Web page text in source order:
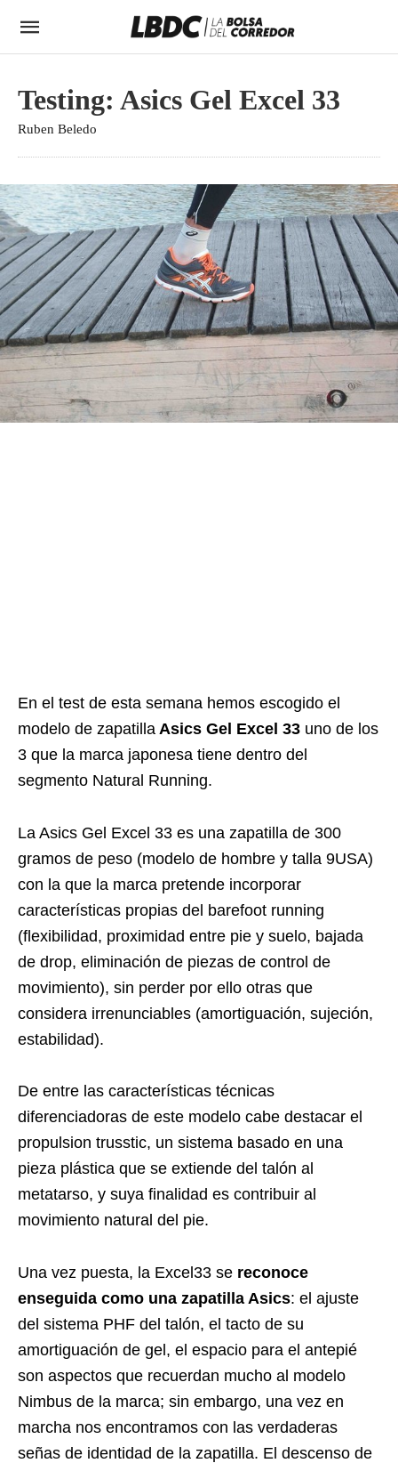
Testing: Asics Gel Excel 33
Ruben Beledo
En el test de esta semana hemos escogido el
modelo de zapatilla Asics Gel Excel 33 uno de los
3 que la marca japonesa tiene dentro del
segmento Natural Running.
La Asics Gel Excel 33 es una zapatilla de 300
gramos de peso (modelo de hombre y talla 9USA)
con la que la marca pretende incorporar
características propias del barefoot running
(flexibilidad, proximidad entre pie y suelo, bajada
de drop, eliminación de piezas de control de
movimiento), sin perder por ello otras que
considera irrenunciables (amortiguación, sujeción,
estabilidad).
De entre las características técnicas
diferenciadoras de este modelo cabe destacar el
propulsion trusstic, un sistema basado en una
pieza plástica que se extiende del talón al
metatarso, y suya finalidad es contribuir al
movimiento natural del pie.
Una vez puesta, la Excel33 se reconoce
enseguida como una zapatilla Asics: el ajuste
del sistema PHF del talón, el tacto de su
amortiguación de gel, el espacio para el antepié
son aspectos que recuerdan mucho al modelo
Nimbus de la marca; sin embargo, una vez en
marcha nos encontramos con las verdaderas
señas de identidad de la zapatilla. El descenso de